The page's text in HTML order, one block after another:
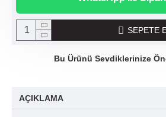
SEPETE
Bu Ürünü Sevdiklerinize
AÇIKLAMA